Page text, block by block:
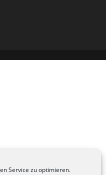
Service zu optimieren.